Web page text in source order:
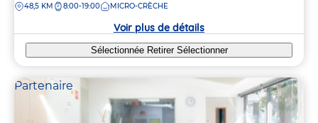
la
DISTANCE
48,5 KM 8:00-19:00 MICRO-CRÈCHE
Voir plus de détails
Sélectionnée Retirer Sélectionner
Partenaire